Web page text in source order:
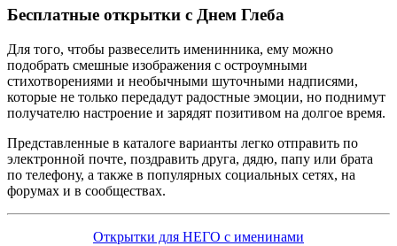
Бесплатные открытки с Днем Глеба
Для того, чтобы развеселить именинника, ему можно
подобрать смешные изображения с остроумными
стихотворениями и необычными шуточными надписями,
которые не только передадут радостные эмоции, но поднимут
получателю настроение и зарядят позитивом на долгое время.
Представленные в каталоге варианты легко отправить по
электронной почте, поздравить друга, дядю, папу или брата
по телефону, а также в популярных социальных сетях, на
форумах и в сообществах.
Открытки для НЕГО с именинами